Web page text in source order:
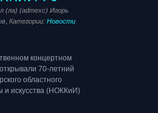
(ла) (admexc) Игорь
, Категории: Новости
концертном
70-летний
областного
и искусства (НОККиИ)